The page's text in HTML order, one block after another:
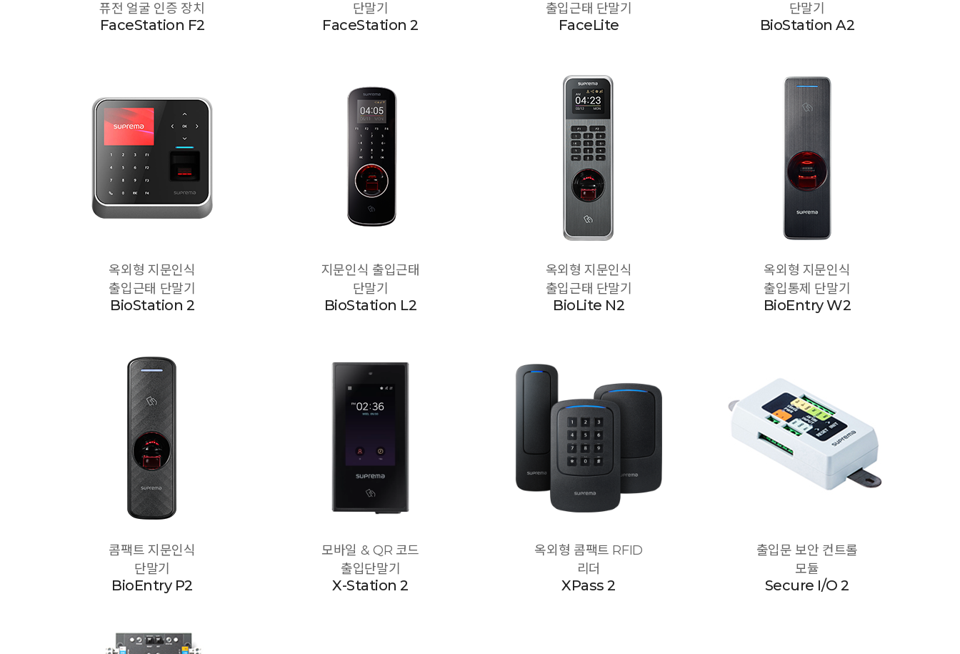
퓨전 얼굴 인증 장치
FaceStation F2
단말기
FaceStation 2
출입근태 단말기
FaceLite
단말기
BioStation A2
옥외형 지문인식
출입근태 단말기
BioStation 2
지문인식 출입근태
단말기
BioStation L2
옥외형 지문인식
출입근태 단말기
BioLite N2
옥외형 지문인식
출입통제 단말기
BioEntry W2
콤팩트 지문인식
단말기
BioEntry P2
모바일 & QR 코드
출입단말기
X-Station 2
옥외형 콤팩트 RFID
리더
XPass 2
출입문 보안 컨트롤
모듈
Secure I/O 2